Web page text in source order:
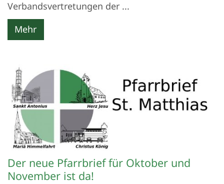
Verbandsvertretungen der ...
Mehr
Der neue Pfarrbrief für Oktober und
November ist da!